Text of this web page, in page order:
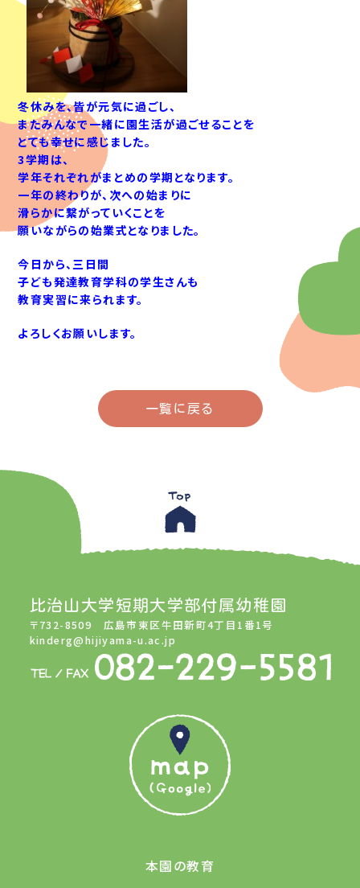
冬休みを、皆が元気に過ごし、
またみんなで一緒に園生活が過ごせることを
とても幸せに感じました。
3学期は、
学年それぞれがまとめの学期となります。
一年の終わりが、次への始まりに
滑らかに繋がっていくことを
願いながらの始業式となりました。
今日から、三日間
子ども発達教育学科の学生さんも
教育実習に来られます。
よろしくお願いします。
一覧に戻る
比治山大学短期大学部付属幼稚園
〒732-8509 広島市東区牛田新町4丁目1番1号
kinderg@hijiyama-u.ac.jp
本園の教育